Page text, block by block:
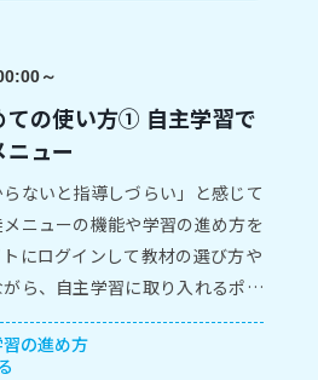
～
ての使い方① 自主学習で
ュー
らないと指導しづらい」と感じて
ニューの機能や学習の進め方を
にログインして教材の選び方や
ら、自主学習に取り入れるポイ
びましょう。
習の進め方